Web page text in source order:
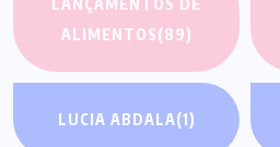
ALIMENTOS(89)
LUCIA ABDALA(1)